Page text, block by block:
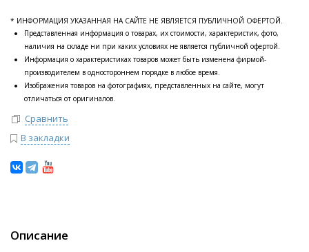
* ИНФОРМАЦИЯ УКАЗАННАЯ НА САЙТЕ НЕ ЯВЛЯЕТСЯ ПУБЛИЧНОЙ ОФЕРТОЙ.
Представленная информация о товарах, их стоимости, характеристик, фото,
наличия на складе ни при каких условиях не является публичной офертой.
Информация о характеристиках товаров может быть изменена фирмой-
производителем в одностороннем порядке в любое время.
Изображения товаров на фотографиях, представленных на сайте, могут
отличаться от оригиналов.
Сравнить
В закладки
Описание